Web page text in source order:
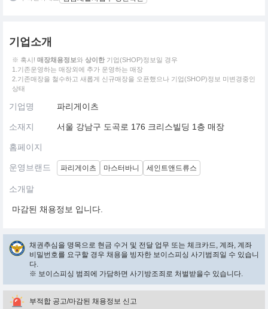
기업소개
※ 혹시! 매장채용정보와 상이한 기업(SHOP)정보일 경우
1.기존운영하는 매장외에 추가 운영하는 매장
2.기존매장을 철수하고 새롭게 신규매장을 오픈했으나 기업(SHOP)정보 미변경중인
상태
기업명 파리게이츠
소재지 서울 강남구 도곡로 176 크리스빌딩 1층 매장
홈페이지
운영브랜드 파리게이츠 마스터바니 세인트앤드류스
소개말
마감된 채용정보 입니다.
채권추심을 명목으로 현금 수거 및 전달 업무 또는 체크카드, 계좌, 계좌
비밀번호를 요구할 경우 채용을 빙자한 보이스피싱 사기범죄일 수 있습니
다.
※ 보이스피싱 범죄에 가담하면 사기방조죄로 처벌받을수 있습니다.
부적합 공고/마감된 채용정보 신고